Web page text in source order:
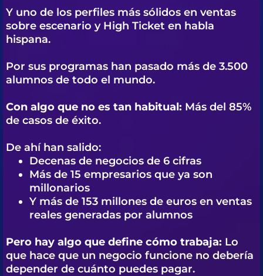
Y uno de los perfiles más sólidos en ventas
sobre escenario y High Ticket en habla
hispana.
Por sus programas han pasado más de 3.500
alumnos de todo el mundo.
Con algo que no es tan habitual: Más del 85%
de casos de éxito.
De ahí han salido:
Decenas de negocios de 6 cifras
Más de 15 empresarios que ya son
millonarios
Y más de 153 millones de euros en ventas
reales generadas por alumnos
Pero hay algo que define cómo trabaja: Lo
que hace que un negocio funcione no debería
depender de cuánto puedes pagar.